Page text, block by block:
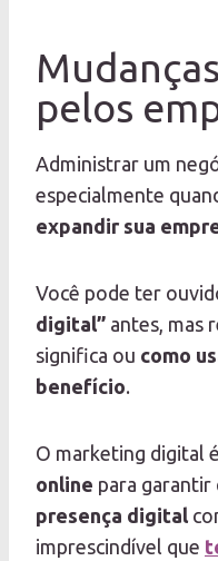
pelos
Administrar um
especialmente
expandir sua
Você pode ter
digital” antes, mas
significa ou como
benefício.
O marketing digital
online para garantir
presença digital
imprescindível que